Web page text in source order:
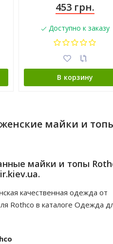
453 грн.
Доступно к заказу
В корзину
майки и
майки и топы
качественная одежда от
Rothco в каталоге Одежда